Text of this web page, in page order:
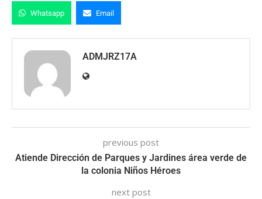
Whatsapp Email
ADMJRZ17A
previous post
Atiende Dirección de Parques y Jardines área verde de
la colonia Niños Héroes
next post